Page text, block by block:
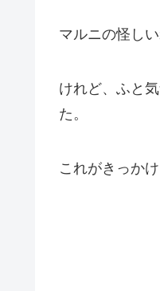
マルニの怪し
けれど、ふと
た。
これがきっか